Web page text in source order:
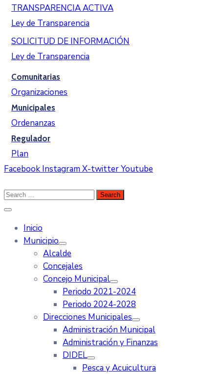
TRANSPARENCIA ACTIVA
Ley de Transparencia
SOLICITUD DE INFORMACIÓN
Ley de Transparencia
Comunitarias
Organizaciones
Municipales
Ordenanzas
Regulador
Plan
Facebook InstagramX-twitterYoutube
Inicio
Municipio
Alcalde
Concejales
Concejo Municipal
Periodo 2021-2024
Periodo 2024-2028
Direcciones Municipales
Administración Municipal
Administración y Finanzas
DIDEL
Pesca y Acuicultura